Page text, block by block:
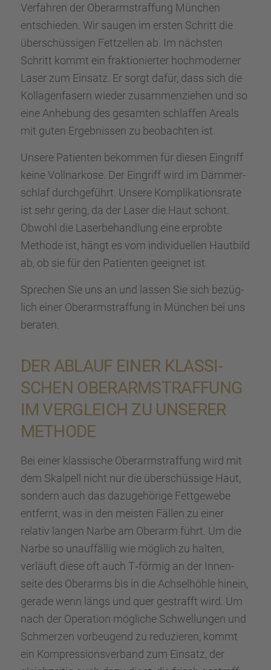
Verfah­ren der Oberarm­straf­fung München
entschie­den. Wir saugen im ersten Schritt die
überschüs­si­gen Fettzel­len ab. Im nächs­ten
Schritt kommt ein fraktio­nier­ter hochmo­der­ner
Laser zum Einsatz. Er sorgt dafür, dass sich die
Kolla­gen­fa­sern wieder zusam­men­zie­hen und so
eine Anhebung des gesam­ten schlaf­fen Areals
mit guten Ergeb­nis­sen zu beobach­ten ist.
Unsere Patien­ten bekom­men für diesen Eingriff
keine Vollnar­kose. Der Eingriff wird im Dämmer­
schlaf durch­ge­führt. Unsere Kompli­ka­ti­ons­rate
ist sehr gering, da der Laser die Haut schont.
Obwohl die Laser­be­hand­lung eine erprobte
Methode ist, hängt es vom indivi­du­el­len Hautbild
ab, ob sie für den Patien­ten geeig­net ist.
Sprechen Sie uns an und lassen Sie sich bezüg­
lich einer Oberarm­straf­fung in München bei uns
beraten.
DER ABLAUF EINER KLASSI­
SCHEN OBERARM­STRAF­FUNG
IM VERGLEICH ZU UNSERER
METHODE
Bei einer klassi­sche Oberarm­straf­fung wird mit
dem Skalpell nicht nur die überschüs­sige Haut,
sondern auch das dazuge­hö­rige Fettge­webe
entfernt, was in den meisten Fällen zu einer
relativ langen Narbe am Oberarm führt. Um die
Narbe so unauf­fäl­lig wie möglich zu halten,
verläuft diese oft auch T‑förmig an der Innen­
seite des Oberarms bis in die Achsel­höhle hinein,
gerade wenn längs und quer gestrafft wird. Um
nach der Opera­tion mögli­che Schwel­lun­gen und
Schmer­zen vorbeu­gend zu reduzie­ren, kommt
ein Kompres­si­ons­ver­band zum Einsatz, der